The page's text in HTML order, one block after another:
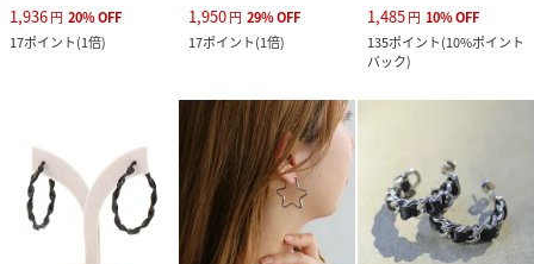
1,936円 20%OFF
17ポイント(1倍)
1,950円 29%OFF
17ポイント(1倍)
1,485円 10%OFF
135ポイント(10%ポイント
バック)